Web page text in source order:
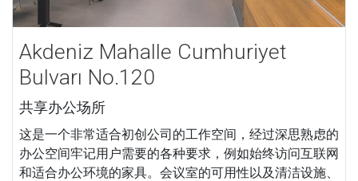
Akdeniz Mahalle Cumhuriyet
Bulvarı No.120
共享办公场所
这是一个非常适合初创公司的工作空间，经过深思熟虑的
办公空间牢记用户需要的各种要求，例如始终访问互联网
和适合办公环境的家具。会议室的可用性以及清洁设施、